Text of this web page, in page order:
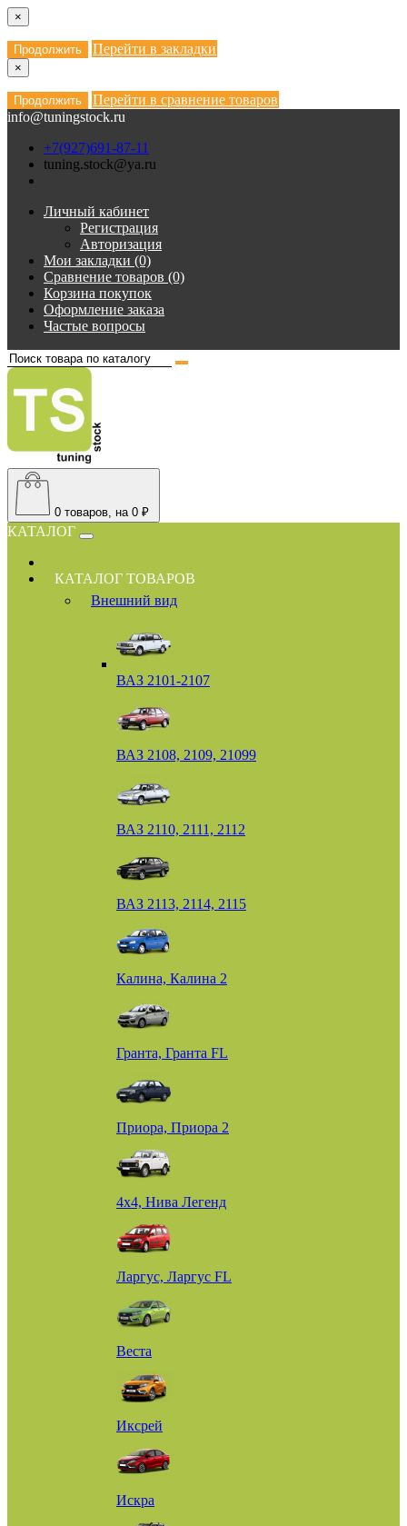
×
Продолжить Перейти в закладки
×
Продолжить
Перейти в сравнение товаров
info@tuningstock.ru
+7(927)691-87-11
tuning.stock@ya.ru
Личный кабинет
Регистрация
Авторизация
Мои закладки (0)
Сравнение товаров (0)
Корзина покупок
Оформление заказа
Частые вопросы
0 товаров, на 0 ₽
КАТАЛОГ
КАТАЛОГ ТОВАРОВ
Внешний вид
ВАЗ 2101-2107
ВАЗ 2108, 2109, 21099
ВАЗ 2110, 2111, 2112
ВАЗ 2113, 2114, 2115
Калина, Калина 2
Гранта, Гранта FL
Приора, Приора 2
4х4, Нива Легенд
Ларгус, Ларгус FL
Веста
Иксрей
Искра